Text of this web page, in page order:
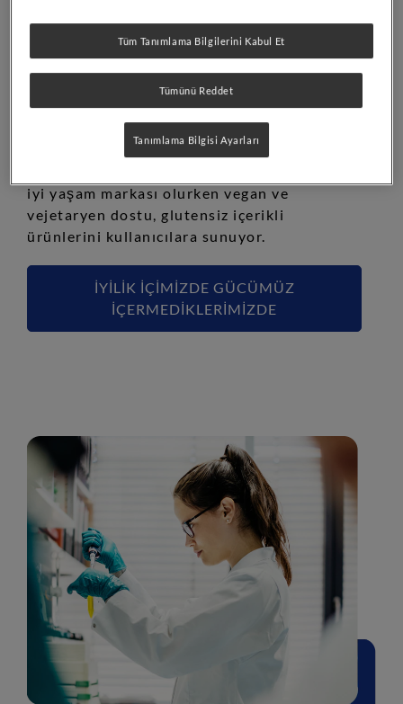
Pure Encapsulations sadece içerdikleri ile
değil, ürünlerin içerisinde kullanmadığı
maddelerle de öne çıkıyor. Renklendiriciler,
tatlandırıcılar ve koruyucu maddeler
içermeyen ürünler, tüketicilere ulaşana
kadar ciddi testlerden geçiyor. Pure
Encapsulations®kalite standartlarını
iyi yaşam markası olurken vegan ve
vejetaryen dostu, glutensiz içerikli
ürünlerini kullanıcılara sunuyor.
İYİLİK İÇİMİZDE GÜCÜMÜZ
İÇERMEDİKLERİMİZDE
Tümünü Reddet
Tüm Tanımlama Bilgilerini Kabul Et
Tanımlama Bilgisi Ayarları